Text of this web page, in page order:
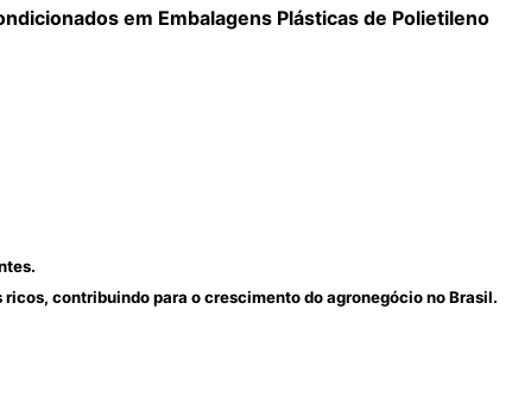
em Embalagens Plásticas de Polietileno
contribuindo para o crescimento do agronegócio no Brasil.